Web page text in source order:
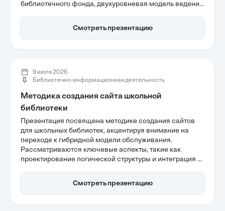
библиотечного фонда, двухуровневая модель ведения
подчеркивают важность точного учета и защиты
ресурсов для эффективного управления
Смотреть презентацию
9 июля 2026
Библиотечно-информационная деятельность
Методика создания сайта школьной
библиотеки
Презентация посвящена методике создания сайтов
для школьных библиотек, акцентируя внимание на
переходе к гибридной модели обслуживания.
Рассматриваются ключевые аспекты, такие как
проектирование логической структуры и интеграция с
Участники узнают, как современный сайт может
повысить доступность ресурсов и вовлеченность
Смотреть презентацию